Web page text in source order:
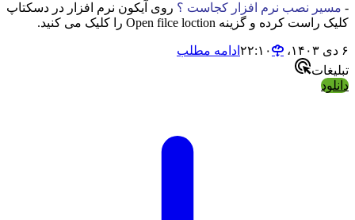
- مسیر نصب نرم افزار کجاست ؟ روی آیکون نرم افزار در دسکتاپ
کلیک راست کرده و گزینه Open filce loction را کلیک می کنید.
۶ دی ۱۴۰۳،‏ ۲۲:۱۰
ادامه مطلب
تبلیغات
دانلود